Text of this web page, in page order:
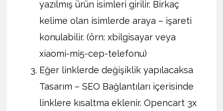
yazılmış ürün isimleri girilir. Birkaç
kelime olan isimlerde araya – işareti
konulabilir. (örn: xbilgisayar veya
xiaomi-mi5-cep-telefonu)
Eğer linklerde değişiklik yapılacaksa
Tasarım – SEO Bağlantıları içerisinde
linklere kısaltma eklenir. Opencart 3x